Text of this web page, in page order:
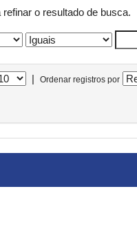
o resultado de busca.
| Ordenar registros por